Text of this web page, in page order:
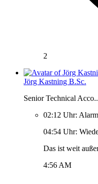
2
Jörg Kastning B.Sc.
Senior Technical
02:12 Uhr:
04:54 Uhr:
Das ist weit
4:56 AM